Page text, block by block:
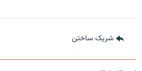
شریک ساختن